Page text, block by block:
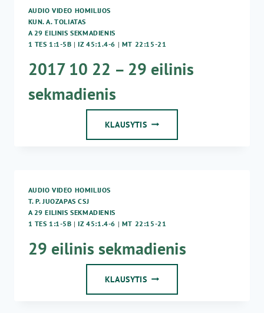
AUDIO VIDEO HOMILIJOS
KUN. A. TOLIATAS
A 29 EILINIS SEKMADIENIS
1 TES 1:1-5B |IZ 45:1.4-6 | MT 22:15-21
2017 10 22 – 29 eilinis
sekmadienis
KLAUSYTIS2017
AUDIO VIDEO HOMILIJOS
T. P. JUOZAPAS CSJ
A 29 EILINIS SEKMADIENIS
1 TES 1:1-5B |IZ 45:1.4-6 | MT 22:15-21
29 eilinis sekmadienis
KLAUSYTIS29